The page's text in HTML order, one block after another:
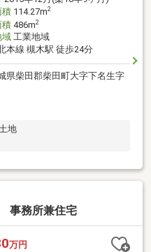
積114.27m2
積486m2
域工業地域
本線 槻木駅 徒歩24分
県柴田郡柴田町大字下名生字
地
事務所兼住宅
万円